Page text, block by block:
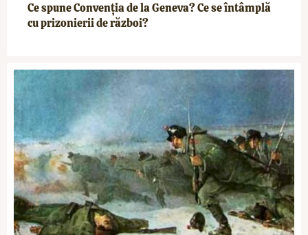
Ce spune Convenția de la Geneva? Ce se întâmplă
cu prizonierii de război?